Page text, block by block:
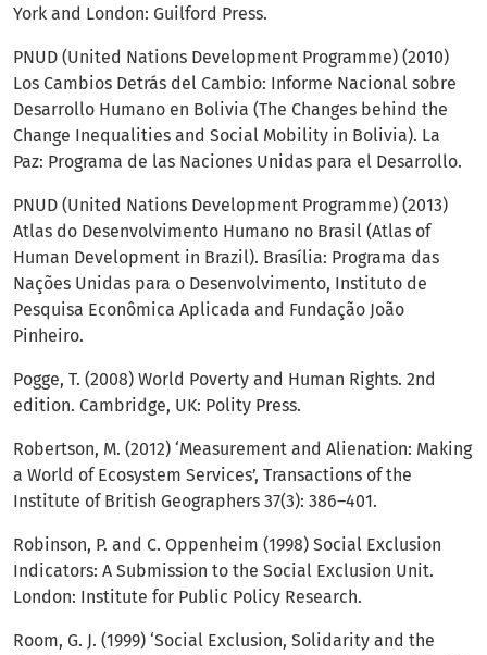
York and London: Guilford Press.
PNUD (United Nations Development Programme) (2010)
Los Cambios Detrás del Cambio: Informe Nacional sobre
Desarrollo Humano en Bolivia (The Changes behind the
Change Inequalities and Social Mobility in Bolivia). La
Paz: Programa de las Naciones Unidas para el Desarrollo.
PNUD (United Nations Development Programme) (2013)
Atlas do Desenvolvimento Humano no Brasil (Atlas of
Human Development in Brazil). Brasília: Programa das
Nações Unidas para o Desenvolvimento, Instituto de
Pesquisa Econômica Aplicada and Fundação João
Pinheiro.
Pogge, T. (2008) World Poverty and Human Rights. 2nd
edition. Cambridge, UK: Polity Press.
Robertson, M. (2012) ‘Measurement and Alienation: Making
a World of Ecosystem Services’, Transactions of the
Institute of British Geographers 37(3): 386–401.
Robinson, P. and C. Oppenheim (1998) Social Exclusion
Indicators: A Submission to the Social Exclusion Unit.
London: Institute for Public Policy Research.
Room, G. J. (1999) ‘Social Exclusion, Solidarity and the